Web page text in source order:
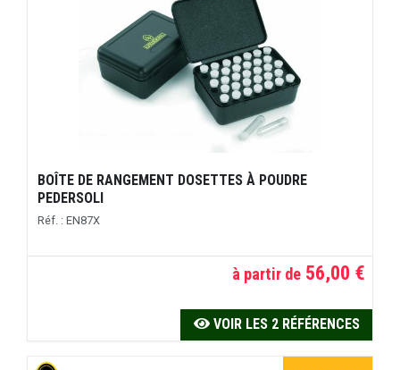
BOÎTE DE RANGEMENT DOSETTES À POUDRE
PEDERSOLI
Réf. : EN87X
à partir de 56,00 €
VOIR LES 2 RÉFÉRENCES